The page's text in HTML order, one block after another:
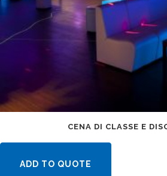
CENA DI CLASSE E
ADD TO QUOTE